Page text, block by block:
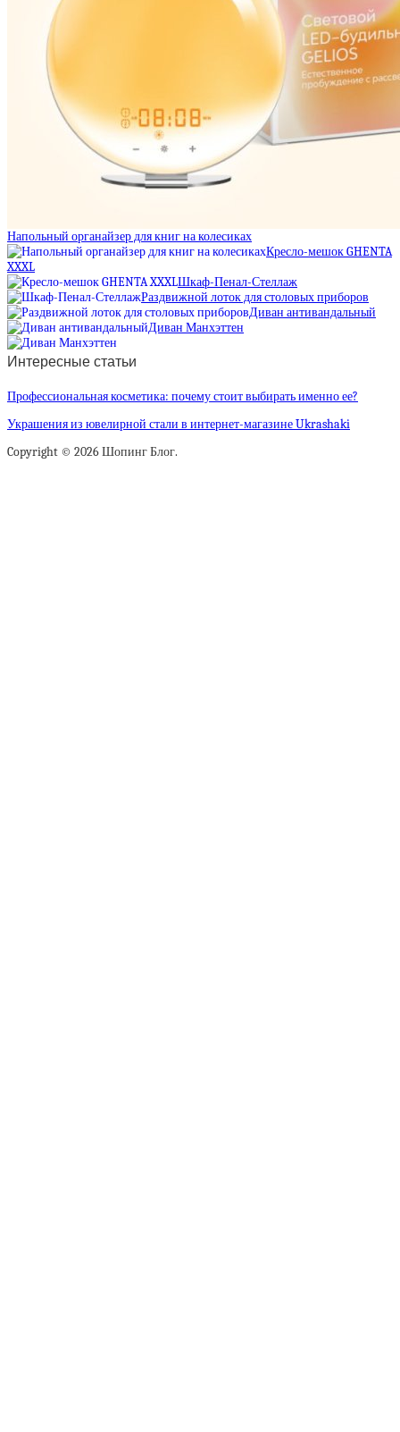
Напольный органайзер для книг на колесиках
Кресло-мешок GHENTA
XXXL
Шкаф-Пенал-Стеллаж
Раздвижной лоток для столовых приборов
Диван антивандальный
Диван Манхэттен
Интересные статьи
Профессиональная косметика: почему стоит выбирать именно ее?
Украшения из ювелирной стали в интернет-магазине Ukrashaki
Copyright © 2026 Шопинг Блог.